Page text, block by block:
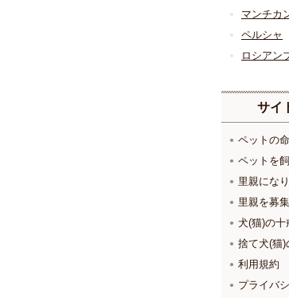
マンチカ
ペルシャ
ロシアン
サイ
ペットの
ペットを
里親にな
里親を募
犬(猫)の十
捨て犬(猫)
利用規約
プライバ